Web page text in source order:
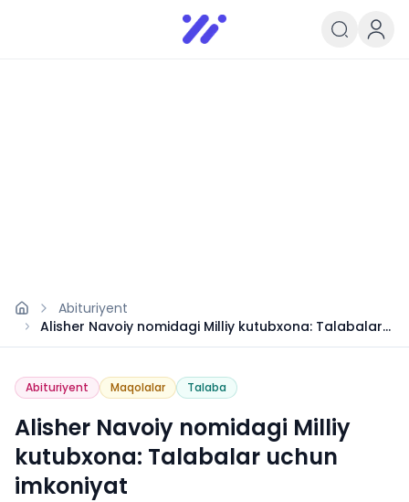
Infoedu
Ta&#039;lim xabarlari va
Abituriyent
Alisher Navoiy nomidagi Milliy kutubxona: Talabalar
uchun imkoniyat
Abituriyent Maqolalar Talaba
Alisher Navoiy nomidagi Milliy
kutubxona: Talabalar uchun
imkoniyat